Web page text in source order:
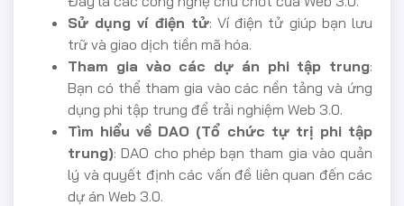
Sử dụng ví điện tử: Ví điện tử giúp bạn lưu
trữ và giao dịch tiền mã hóa.
Tham gia vào các dự án phi tập trung:
Bạn có thể tham gia vào các nền tảng và ứng
dụng phi tập trung để trải nghiệm Web 3.0.
Tìm hiểu về DAO (Tổ chức tự trị phi tập
trung): DAO cho phép bạn tham gia vào quản
lý và quyết định các vấn đề liên quan đến các
dự án Web 3.0.